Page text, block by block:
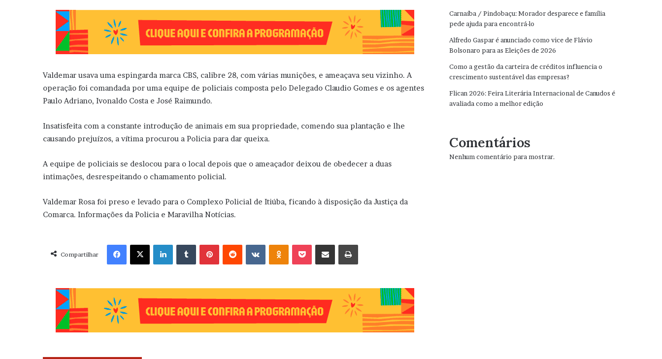
Valdemar usava uma espingarda marca CBS, calibre 28, com várias munições, e ameaçava seu vizinho. A
operação foi comandada por uma equipe de policiais composta pelo Delegado Claudio Gomes e os agentes
Paulo Adriano, Ivonaldo Costa e José Raimundo.
Insatisfeita com a constante introdução de animais em sua propriedade, comendo sua plantação e lhe
causando prejuízos, a vítima procurou a Policia para dar queixa.
A equipe de policiais se deslocou para o local depois que o ameaçador deixou de obedecer a duas
intimações, desrespeitando o chamamento policial.
Valdemar Rosa foi preso e levado para o Complexo Policial de Itiúba, ficando à disposição da Justiça da
Comarca. Informações da Policia e Maravilha Notícias.
Compartilhar
Facebook X Linkedin VK OK
Carnaíba / Pindobaçu: Morador desparece e família
pede ajuda para encontrá-lo
Alfredo Gaspar é anunciado como vice de Flávio
Bolsonaro para as Eleições de 2026
Como a gestão da carteira de créditos influencia o
crescimento sustentável das empresas?
Flican 2026: Feira Literária Internacional de Canudos é
avaliada como a melhor edição
Comentários
Nenhum comentário para mostrar.